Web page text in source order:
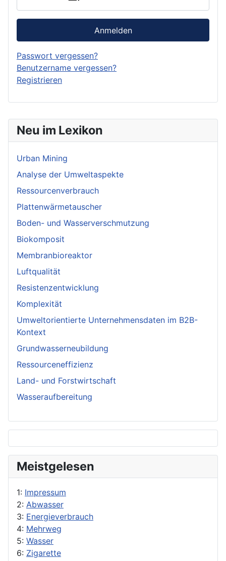
Neu im Lexikon
Urban Mining
Analyse der Umweltaspekte
Ressourcenverbrauch
Plattenwärmetauscher
Boden- und Wasserverschmutzung
Biokomposit
Membranbioreaktor
Luftqualität
Resistenzentwicklung
Komplexität
Umweltorientierte Unternehmensdaten im B2B-
Kontext
Grundwasserneubildung
Ressourceneffizienz
Land- und Forstwirtschaft
Wasseraufbereitung
Meistgelesen
1: Impressum
2: Abwasser
3: Energieverbrauch
4: Mehrweg
5: Wasser
6: Zigarette
Anmelden
Passwort vergessen?
Benutzername vergessen?
Registrieren